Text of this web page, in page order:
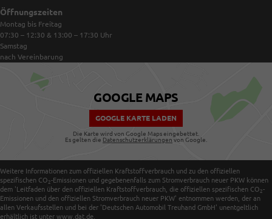
Öffnungszeiten
Montag bis Freitag
07:30 – 12:30 & 13:00 – 17:30 Uhr
Samstag
nach Vereinbarung
GOOGLE MAPS
GOOGLE KARTE LADEN
Die Karte wird von Google Maps eingebettet.
Es gelten die Datenschutzerklärungen von Google.
Weitere Informationen zum offiziellen Kraftstoffverbrauch und zu den offiziellen
spezifischen CO 2-Emissionen und gegebenenfalls zum Stromverbrauch neuer PKW können
dem 'Leitfaden über den offiziellen Kraftstoffverbrauch, die offiziellen spezifischen CO 2-
Emissionen und den offiziellen Stromverbrauch neuer PKW' entnommen werden, der an
allen Verkaufsstellen und bei der 'Deutschen Automobil Treuhand GmbH' unentgeltlich
erhältlich ist unter www.dat.de.